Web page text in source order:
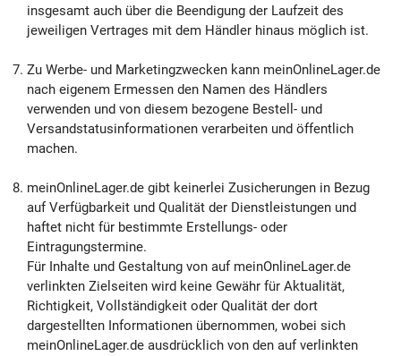
insgesamt auch über die Beendigung der Laufzeit des
jeweiligen Vertrages mit dem Händler hinaus möglich ist.
Zu Werbe- und Marketingzwecken kann meinOnlineLager.de
nach eigenem Ermessen den Namen des Händlers
verwenden und von diesem bezogene Bestell- und
Versandstatusinformationen verarbeiten und öffentlich
machen.
meinOnlineLager.de gibt keinerlei Zusicherungen in Bezug
auf Verfügbarkeit und Qualität der Dienstleistungen und
haftet nicht für bestimmte Erstellungs- oder
Eintragungstermine.
Für Inhalte und Gestaltung von auf meinOnlineLager.de
verlinkten Zielseiten wird keine Gewähr für Aktualität,
Richtigkeit, Vollständigkeit oder Qualität der dort
dargestellten Informationen übernommen, wobei sich
meinOnlineLager.de ausdrücklich von den auf verlinkten